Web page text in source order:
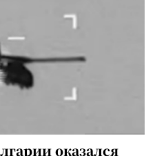
оказался